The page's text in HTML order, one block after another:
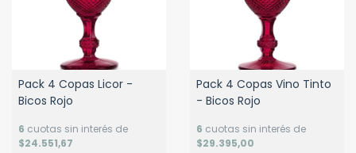
Pack 4 Copas Licor -
Bicos Rojo
6 cuotas sin interés de
$24.551,67
Pack 4 Copas Vino Tinto
- Bicos Rojo
6 cuotas sin interés de
$29.395,00